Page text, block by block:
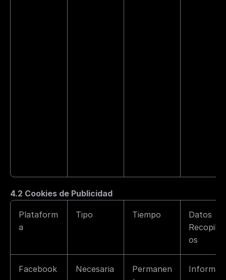
4.2 Cookies de Publicidad
Plataform
a
Tipo Tiempo
Datos
Recopilad
os
Facebook
Necesaria
Permanen
Informaci